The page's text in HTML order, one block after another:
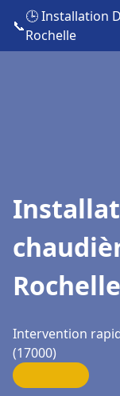
📞
🕒 Installation
Rochelle
Rochelle
Intervention
(17000)